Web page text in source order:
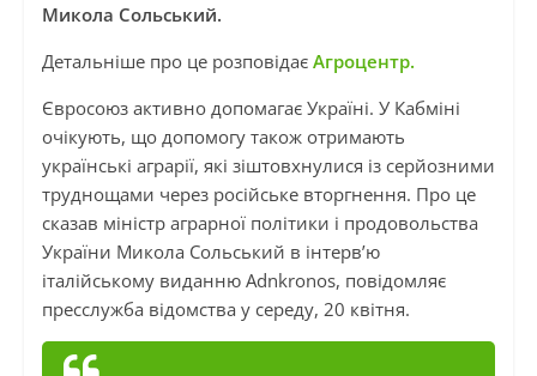
Микола Сольський.
Детальніше про це розповідає Агроцентр.
Євросоюз активно допомагає Україні. У Кабміні
очікують, що допомогу також отримають
українські аграрії, які зіштовхнулися із серйозними
труднощами через російське вторгнення. Про це
сказав міністр аграрної політики і продовольства
України Микола Сольський в інтерв’ю
італійському виданню Аdnkronos, повідомляє
пресслужба відомства у середу, 20 квітня.